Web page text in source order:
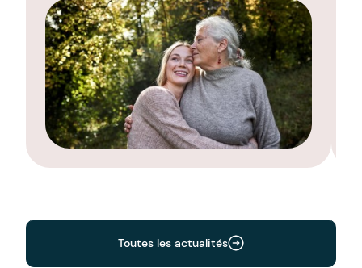
Toutes les actualités